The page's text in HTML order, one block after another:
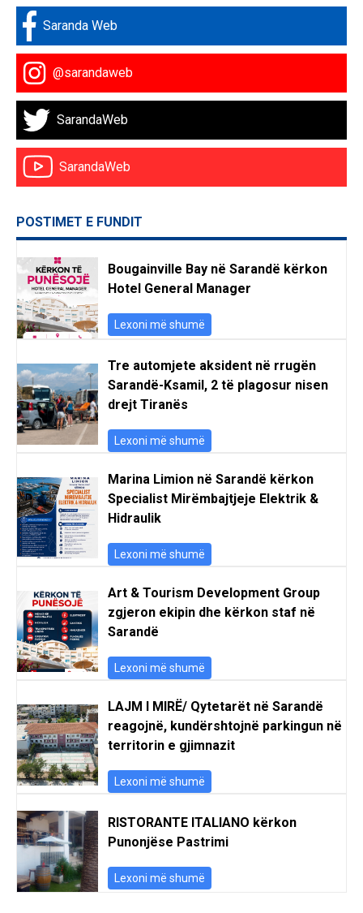
Saranda Web
@sarandaweb
SarandaWeb
SarandaWeb
POSTIMET E FUNDIT
Bougainville Bay në Sarandë kërkon
Hotel General Manager
Lexoni më shumë
Tre automjete aksident në rrugën
Sarandë-Ksamil, 2 të plagosur nisen
drejt Tiranës
Lexoni më shumë
Marina Limion në Sarandë kërkon
Specialist Mirëmbajtjeje Elektrik &
Hidraulik
Lexoni më shumë
Art & Tourism Development Group
zgjeron ekipin dhe kërkon staf në
Sarandë
Lexoni më shumë
LAJM I MIRË/ Qytetarët në Sarandë
reagojnë, kundërshtojnë parkingun në
territorin e gjimnazit
Lexoni më shumë
RISTORANTE ITALIANO kërkon
Punonjëse Pastrimi
Lexoni më shumë